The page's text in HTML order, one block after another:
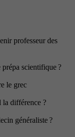
professeur des
prépa scientifique ?
le grec
la différence ?
généraliste ?